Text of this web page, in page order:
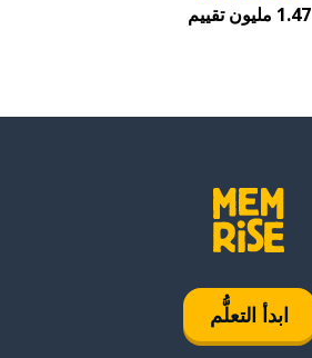
1.47 مليون تقييم
ابدأ التعلُّم